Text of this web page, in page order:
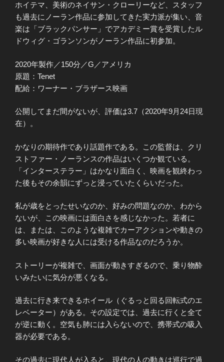
ホイテマ、美術のネイサン・クローリーなど、スタッフ
も過去にノーラン作品に参加してきた実力派が集い、音
楽は「ブラックパンサー」でアカデミー賞を受賞したル
ドウィグ・ゴランソンがノーラン作品に初参加。
2020年製作／150分／G／アメリカ
原題：Tenet
配給：ワーナー・ブラザース映画
公開してまだ間がないが、評価は3.7（2020年9月24日現
在）。
かなりの期待作であり話題作である。この監督は、クリ
ストファー・ノーランスの作品はいくつか観ている。
「インターステラー」はかなり面白く、映画を観終わっ
た後もその余韻にずっと浸っていたくらいだった。
私が歳をとったせいなのか、好みの問題なのか、わから
ないが、この映画には面白さを感じなかった。若者に
は、または、このような複雑でカーアクションや動きの
多い映画が好きな人には受ける作品なのだろうか。
ストーリーが複雑で、画面が動きすぎるので、乗り物酔
いみたいに気分が悪くなる。
過去に行き来できるホイール（ぐるっと回る回転式のエ
レベーター）がある。その設定では、過去に行くと全て
が逆に動く。空気も肺には入らないので、携帯式の吸入
器が必要である。
その過去に現代人が入ると、現代の人の動きは巡行で過